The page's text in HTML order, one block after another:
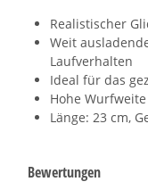
Realistischer
Weit
Laufverhalten
Ideal für das
Hohe
Länge: 23 cm,
Bewertungen